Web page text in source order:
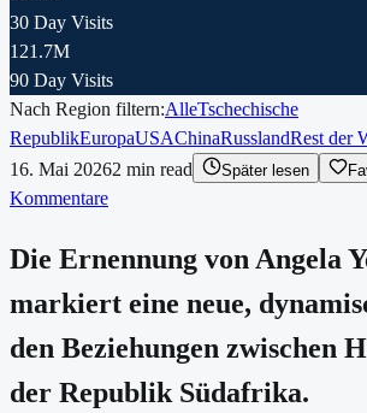
30 Day Visits
121.7M
90 Day Visits
Nach Region filtern:AlleTschechische
RepublikEuropaUSAChinaRusslandRest der
16. Mai 20262 min read Später lesen
Kommentare
Die Ernennung von Angela
markiert eine neue,
den Beziehungen zwischen
der Republik Südafrika.